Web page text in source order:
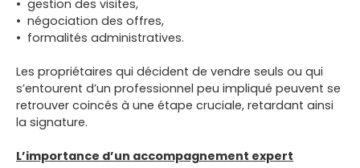
gestion des visites,
négociation des offres,
formalités administratives.
Les propriétaires qui décident de vendre seuls ou qui
s’entourent d’un professionnel peu impliqué peuvent se
retrouver coincés à une étape cruciale, retardant ainsi
la signature.
L’importance d’un accompagnement expert